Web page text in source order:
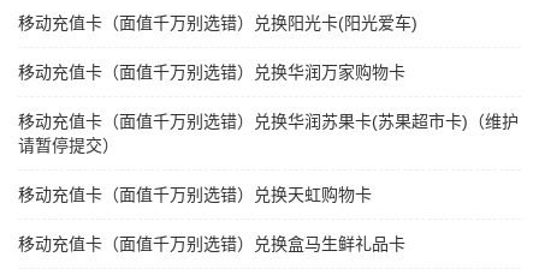
移动充值卡（面值千万别选错）兑换阳光卡(阳光爱车)
移动充值卡（面值千万别选错）兑换华润万家购物卡
移动充值卡（面值千万别选错）兑换华润苏果卡(苏果超市卡)（维护
请暂停提交）
移动充值卡（面值千万别选错）兑换天虹购物卡
移动充值卡（面值千万别选错）兑换盒马生鲜礼品卡